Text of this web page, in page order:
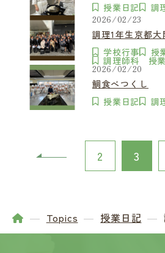
授業日記
調
2026/02/23
調理1年生京都大
学校行事
授
調理師科 授
2026/02/20
鯛食べつくし
授業日記
調
2 3
Topics 授業日記